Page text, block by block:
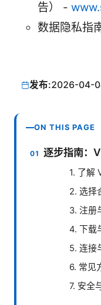
告） -
数据隐私指
发布:2026-04-
ON THIS PAGE
逐步指南：
1. 了解
2. 选择
3. 注册
4. 下载
5. 连接
6. 常见
7. 安全